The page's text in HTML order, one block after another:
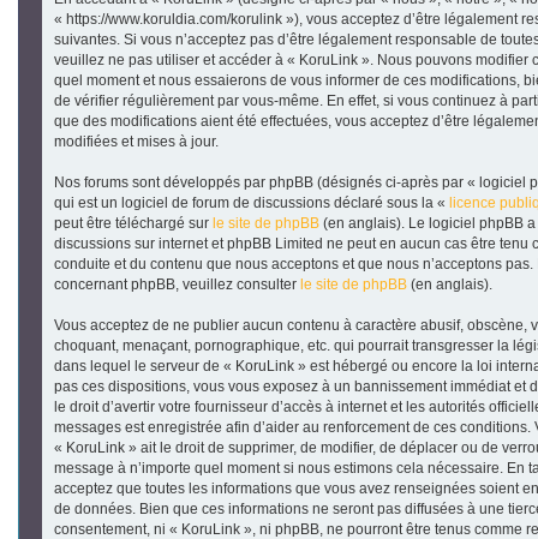
« https://www.koruldia.com/korulink »), vous acceptez d’être légalement
suivantes. Si vous n’acceptez pas d’être légalement responsable de
veuillez ne pas utiliser et accéder à « KoruLink ». Nous pouvons modifier
quel moment et nous essaierons de vous informer de ces modifications,
de vérifier régulièrement par vous-même. En effet, si vous continuez à
que des modifications aient été effectuées, vous acceptez d’être
modifiées et mises à jour.
Nos forums sont développés par phpBB (désignés ci-après par « logiciel
qui est un logiciel de forum de discussions déclaré sous la « licence
peut être téléchargé sur le site de phpBB (en anglais). Le logiciel phpBB
discussions sur internet et phpBB Limited ne peut en aucun cas être tenu
conduite et du contenu que nous acceptons et que nous n’acceptons pas.
concernant phpBB, veuillez consulter le site de phpBB (en anglais).
Vous acceptez de ne publier aucun contenu à caractère abusif, obscène,
choquant, menaçant, pornographique, etc. qui pourrait transgresser la
dans lequel le serveur de « KoruLink » est hébergé ou encore la loi
pas ces dispositions, vous vous exposez à un bannissement immédiat et
le droit d’avertir votre fournisseur d’accès à internet et les autorités
messages est enregistrée afin d’aider au renforcement de ces conditions.
« KoruLink » ait le droit de supprimer, de modifier, de déplacer ou de
message à n’importe quel moment si nous estimons cela nécessaire. En
acceptez que toutes les informations que vous avez renseignées soient
de données. Bien que ces informations ne seront pas diffusées à une
consentement, ni « KoruLink », ni phpBB, ne pourront être tenus comme